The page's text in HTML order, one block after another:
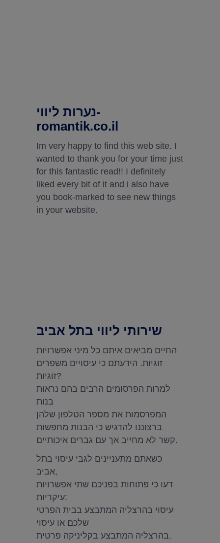
נערות ליווי-
romantik.co.il
Im very happy to find this web site. I
wanted to thank you for your time just
for this fantastic read!! I definitely
liked every bit of it and i also have
you book-marked to see new things
in your website.
שירותי ליווי בתל אביב
החיים מביאים איתם כל מיני אפשרויות
זוגיות. הידעתם כי עיסויים משפרים
זוגיות?
למרות הפרסומים הרבים בהם נראות
בנות
המפרסמות את מספר הטלפון שלהן
ברצוננו להדגיש כי הבנות מחפשות
קשר לא מחייב אך עם גברים איכותיים.
כשאתם מתעניינים לגבי עיסוי בתל
אביב,
דעו כי פתוחות בפניכם שתי אפשרויות
עיקריות:
עיסוי בהרצליה המתבצע בבית הפרטי
שלכם או עיסוי
בהרצליה המתבצע בקליניקה פרטית.